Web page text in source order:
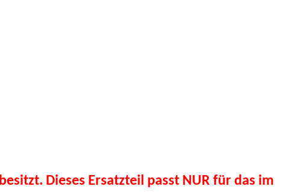
Dieses Ersatzteil passt NUR für das im